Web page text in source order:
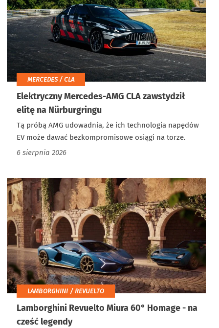
MERCEDES / CLA
Elektryczny Mercedes-AMG CLA zawstydził
elitę na Nürburgringu
Tą próbą AMG udowadnia, że ich technologia napędów
EV może dawać bezkompromisowe osiągi na torze.
6 sierpnia 2026
LAMBORGHINI / REVUELTO
Lamborghini Revuelto Miura 60° Homage - na
cześć legendy